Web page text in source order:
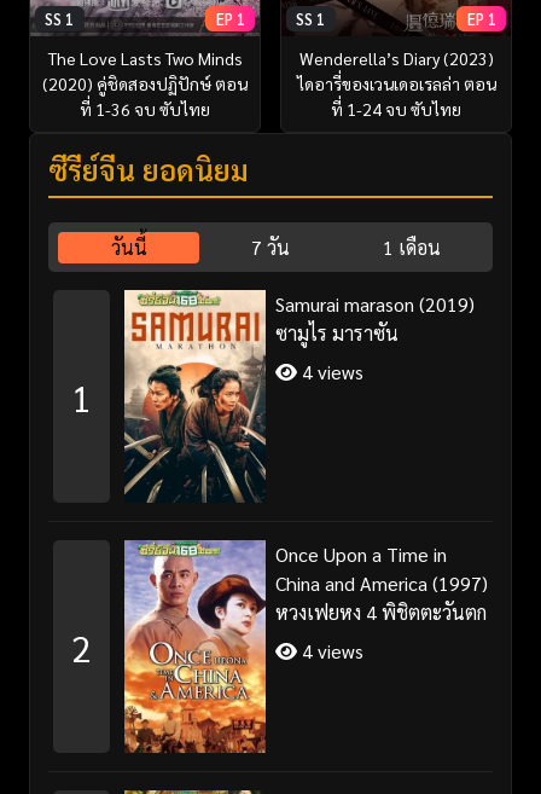
SS 1 EP 1
The Love Lasts Two Minds
(2020) คู่ชิดสองปฏิปักษ์ ตอน
ที่ 1-36 จบ ซับไทย
SS 1 EP 1
Wenderella’s Diary (2023)
ไดอารี่ของเวนเดอเรลล่า ตอน
ที่ 1-24 จบ ซับไทย
ซีรี่ย์จีน ยอดนิยม
วันนี้ 7 วัน 1 เดือน
1
Samurai marason (2019)
ซามูไร มาราซัน
4 views
2
Once Upon a Time in
China and America (1997)
หวงเฟยหง 4 พิชิตตะวันตก
4 views